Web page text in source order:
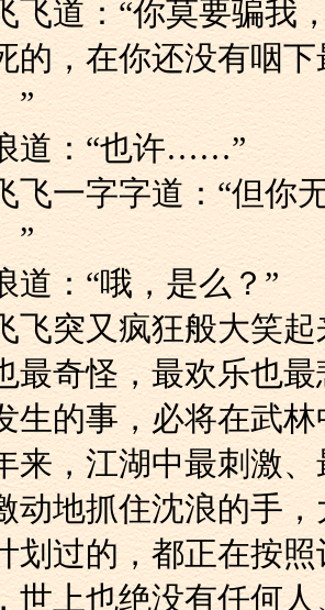
白飞飞道：“你莫要骗
的，在你还没有咽
”
沈浪道：“也许……”
白飞飞一字字道：“但
”
沈浪道：“哦，是么？”
白飞飞突又疯狂般大
最奇怪，最欢乐也
生的事，必将在武
来，江湖中最刺激
她激动地抓住沈浪的
划过的，都正在按
世上也绝没有任何